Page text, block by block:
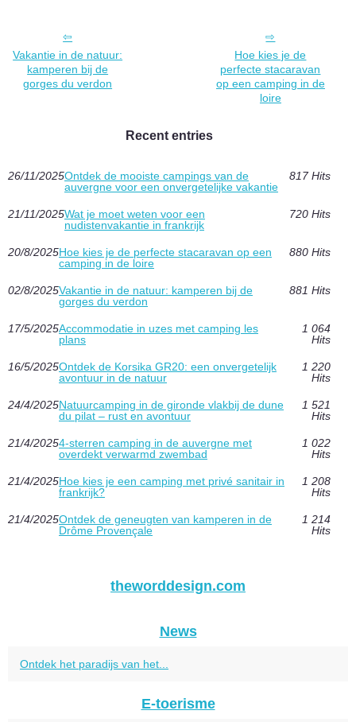
Vakantie in de natuur:
kamperen bij de
gorges du verdon
Hoe kies je de
perfecte stacaravan
op een camping in de
loire
Recent entries
26/11/2025Ontdek de mooiste campings van de
auvergne voor een onvergetelijke vakantie
817 Hits
21/11/2025Wat je moet weten voor een
nudistenvakantie in frankrijk
720 Hits
20/8/2025Hoe kies je de perfecte stacaravan op een
camping in de loire
880 Hits
02/8/2025Vakantie in de natuur: kamperen bij de
gorges du verdon
881 Hits
17/5/2025Accommodatie in uzes met camping les
plans
1 064
Hits
16/5/2025Ontdek de Korsika GR20: een onvergetelijk
avontuur in de natuur
1 220
Hits
24/4/2025Natuurcamping in de gironde vlakbij de dune
du pilat – rust en avontuur
1 521
Hits
21/4/20254-sterren camping in de auvergne met
overdekt verwarmd zwembad
1 022
Hits
21/4/2025Hoe kies je een camping met privé sanitair in
frankrijk?
1 208
Hits
21/4/2025Ontdek de geneugten van kamperen in de
Drôme Provençale
1 214
Hits
theworddesign.com
News
Ontdek het paradijs van het...
E-toerisme